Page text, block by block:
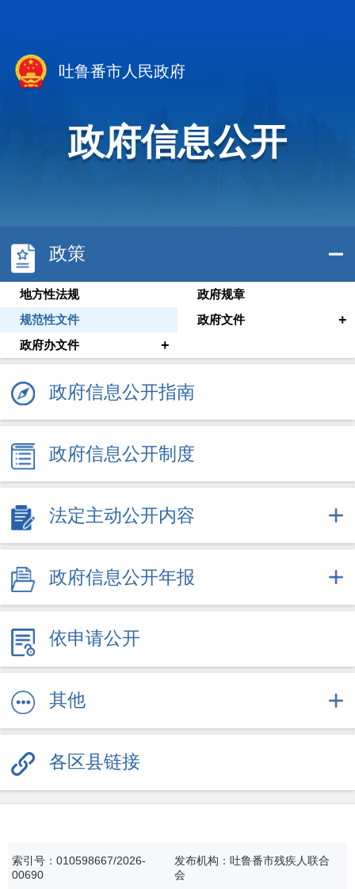
吐鲁番市人民政府
政府信息公开
政策
地方性法规
政府规章
规范性文件
政府文件 +
政府办文件 +
政府信息公开指南
政府信息公开制度
法定主动公开内容
政府信息公开年报
依申请公开
其他
各区县链接
索引号：010598667/2026-
00690
发布机构：吐鲁番市残疾人联合
会